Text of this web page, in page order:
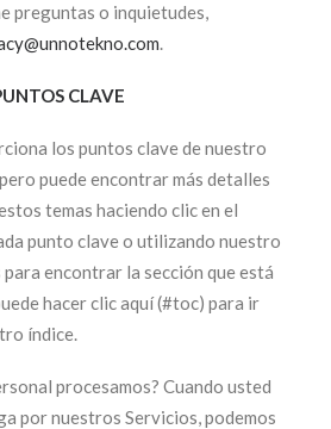
preguntas o inquietudes,
.
CLAVE
los puntos clave de nuestro
puede encontrar más detalles
temas haciendo clic en el
punto clave o utilizando nuestro
encontrar la sección que está
hacer clic aquí (#toc) para ir
índice.
procesamos? Cuando usted
por nuestros Servicios, podemos